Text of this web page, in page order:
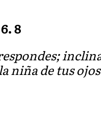
8
niña de tus